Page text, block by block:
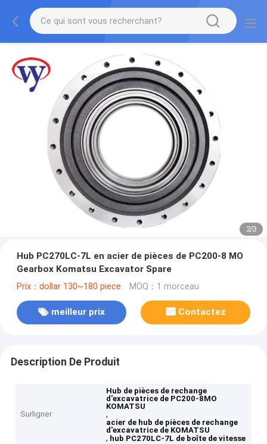
2/3
Hub PC270LC-7L en acier de pièces de PC200-8 MO
Gearbox Komatsu Excavator Spare
Prix：dollar 130~180 piece MOQ：1 morceau
meilleur prix Contactez
Description De Produit
Surligner
Hub de pièces de rechange
d'excavatrice de PC200-8MO
KOMATSU
,
acier de hub de pièces de rechange
d'excavatrice de KOMATSU
, hub PC270LC-7L de boîte de vitesse